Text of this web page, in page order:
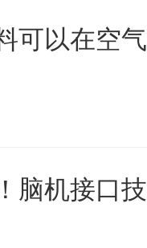
可以在空气
脑机接口技